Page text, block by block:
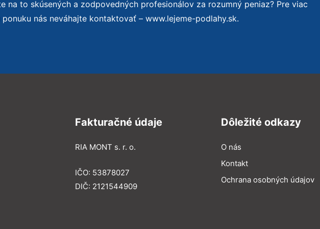
na to skúsených a zodpovedných profesionálov za rozumný peniaz? Pre viac
nás neváhajte kontaktovať – www.lejeme-podlahy.sk.
Fakturačné údaje
RIA MONT s. r. o.
IČO: 53878027
DIČ: 2121544909
Dôležité odkazy
O nás
Kontakt
Ochrana osobných údajov